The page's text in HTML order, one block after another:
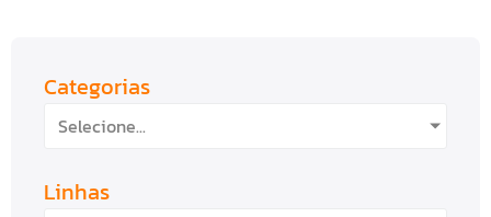
Categorias
Selecione...
Linhas